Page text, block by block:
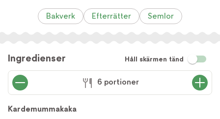
Bakverk Efterrätter Semlor
Ingredienser Håll skärmen tänd
6 portioner
Kardemummakaka